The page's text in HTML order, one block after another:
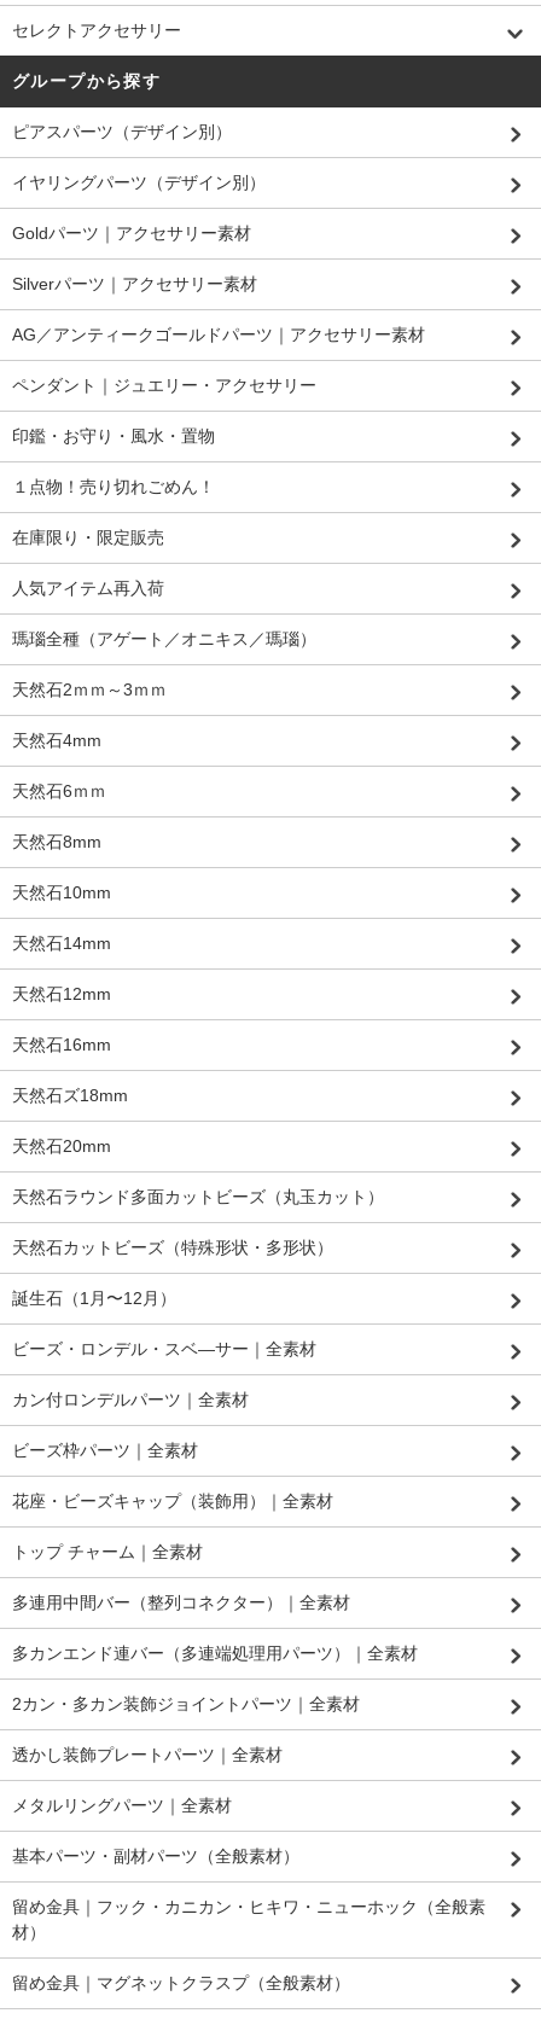
セレクトアクセサリー
グループから探す
ピアスパーツ（デザイン別）
イヤリングパーツ（デザイン別）
Goldパーツ｜アクセサリー素材
Silverパーツ｜アクセサリー素材
AG／アンティークゴールドパーツ｜アクセサリー素材
ペンダント｜ジュエリー・アクセサリー
印鑑・お守り・風水・置物
１点物！売り切れごめん！
在庫限り・限定販売
人気アイテム再入荷
瑪瑙全種（アゲート／オニキス／瑪瑙）
天然石2ｍｍ～3ｍｍ
天然石4mm
天然石6ｍｍ
天然石8mm
天然石10mm
天然石14mm
天然石12mm
天然石16mm
天然石ズ18mm
天然石20mm
天然石ラウンド多面カットビーズ（丸玉カット）
天然石カットビーズ（特殊形状・多形状）
誕生石（1月〜12月）
ビーズ・ロンデル・スベ―サー｜全素材
カン付ロンデルパーツ｜全素材
ビーズ枠パーツ｜全素材
花座・ビーズキャップ（装飾用）｜全素材
トップ チャーム｜全素材
多連用中間バー（整列コネクター）｜全素材
多カンエンド連バー（多連端処理用パーツ）｜全素材
2カン・多カン装飾ジョイントパーツ｜全素材
透かし装飾プレートパーツ｜全素材
メタルリングパーツ｜全素材
基本パーツ・副材パーツ（全般素材）
留め金具｜フック・カニカン・ヒキワ・ニューホック（全般素
材）
留め金具｜マグネットクラスプ（全般素材）